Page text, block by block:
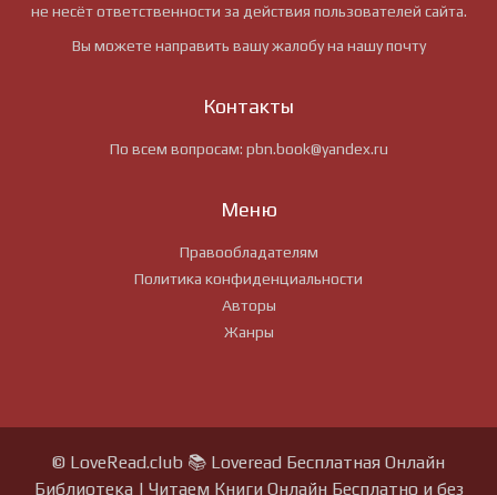
не несёт ответственности за действия пользователей сайта.
Вы можете направить вашу жалобу на нашу почту
Контакты
По всем вопросам: pbn.book@yandex.ru
Меню
Правообладателям
Политика конфиденциальности
Авторы
Жанры
© LoveRead.club 📚 Loveread Бесплатная Онлайн
Библиотека | Читаем Книги Онлайн Бесплатно и без